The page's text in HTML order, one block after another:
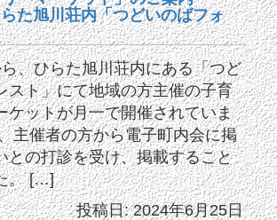
た旭川荘内「つどいのばフォ
、ひらた旭川荘内にある「つど
スト」にて地域の方主催の子育
ケットが月一で開催されていま
主催者の方から電子町内会に掲
との打診を受け、掲載すること
。 […]
投稿日: 2024年6月25日